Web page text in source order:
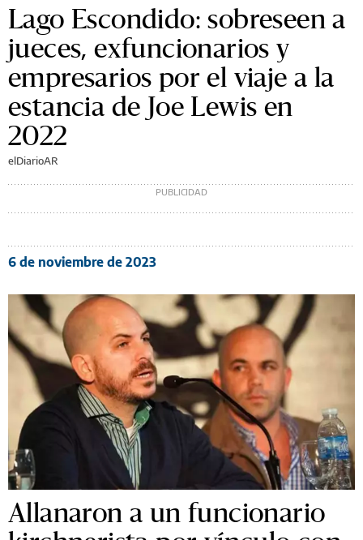
Lago Escondido: sobreseen a
jueces, exfuncionarios y
empresarios por el viaje a la
estancia de Joe Lewis en
2022
elDiarioAR
6 de noviembre de 2023
Allanaron a un funcionario